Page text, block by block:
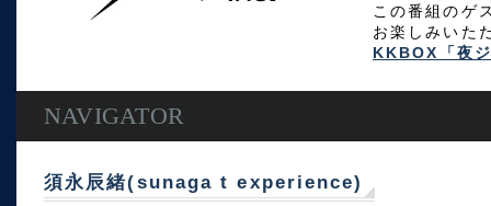
この番組のゲ
お楽しみいた
KKBOX「夜
NAVIGATOR
須永辰緒(sunaga t experience)